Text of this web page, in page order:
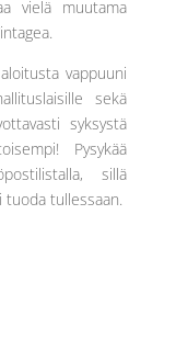
vielä muutama
vappuuni
sekä
syksystä
Pysykää
sillä
tuoda tullessaan.